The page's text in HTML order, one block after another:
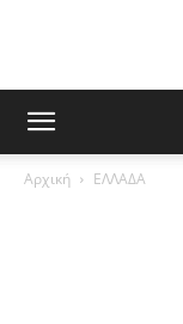
Αρχική ΕΛΛΑΔΑ